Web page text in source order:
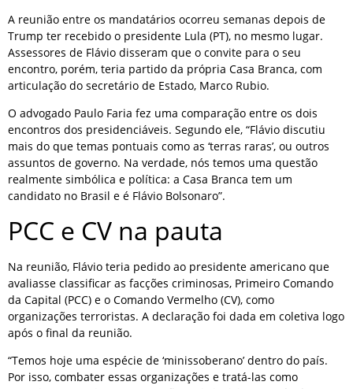
A reunião entre os mandatários ocorreu semanas depois de
Trump ter recebido o presidente Lula (PT), no mesmo lugar.
Assessores de Flávio disseram que o convite para o seu
encontro, porém, teria partido da própria Casa Branca, com
articulação do secretário de Estado, Marco Rubio.
O advogado Paulo Faria fez uma comparação entre os dois
encontros dos presidenciáveis. Segundo ele, “Flávio discutiu
mais do que temas pontuais como as ‘terras raras’, ou outros
assuntos de governo. Na verdade, nós temos uma questão
realmente simbólica e política: a Casa Branca tem um
candidato no Brasil e é Flávio Bolsonaro”.
PCC e CV na pauta
Na reunião, Flávio teria pedido ao presidente americano que
avaliasse classificar as facções criminosas, Primeiro Comando
da Capital (PCC) e o Comando Vermelho (CV), como
organizações terroristas. A declaração foi dada em coletiva logo
após o final da reunião.
“Temos hoje uma espécie de ‘minissoberano’ dentro do país.
Por isso, combater essas organizações e tratá-las como